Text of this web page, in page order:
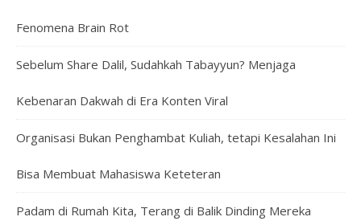
Fenomena Brain Rot
Sebelum Share Dalil, Sudahkah Tabayyun? Menjaga
Kebenaran Dakwah di Era Konten Viral
Organisasi Bukan Penghambat Kuliah, tetapi Kesalahan Ini
Bisa Membuat Mahasiswa Keteteran
Padam di Rumah Kita, Terang di Balik Dinding Mereka